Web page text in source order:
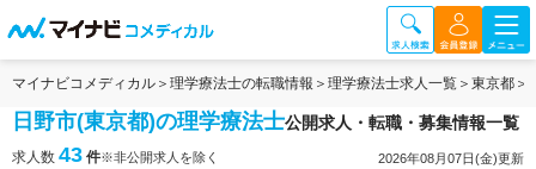
マイナビコメディカル 理学療法士の転職情報 理学療法士求人一覧 東京都
日野市(東京都)の理学療法士公開求人・転職・募集情報一覧
求人数 43 件※非公開求人を除く 2026年08月07日(金)更新